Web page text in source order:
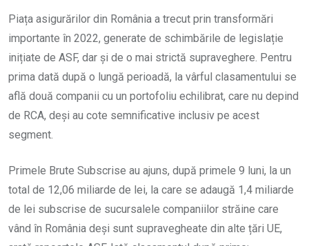
Piața asigurărilor din România a trecut prin transformări
importante în 2022, generate de schimbările de legislație
inițiate de ASF, dar și de o mai strictă supraveghere. Pentru
prima dată după o lungă perioadă, la vârful clasamentului se
află două companii cu un portofoliu echilibrat, care nu depind
de RCA, deși au cote semnificative inclusiv pe acest
segment.
Primele Brute Subscrise au ajuns, după primele 9 luni, la un
total de 12,06 miliarde de lei, la care se adaugă 1,4 miliarde
de lei subscrise de sucursalele companiilor străine care
vând în România deși sunt supravegheate din alte țări UE,